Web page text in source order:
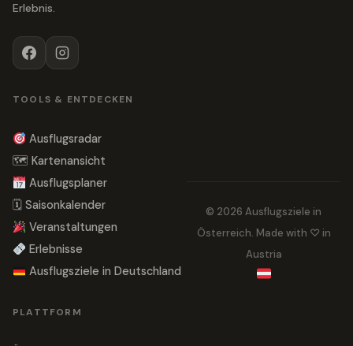
Erlebnis.
TOOLS & ENTDECKEN
Ausflugsradar
🗺 Kartenansicht
Ausflugsplaner
🗓 Saisonkalender
Veranstaltungen
Erlebnisse
Ausflugsziele in Deutschland
PLATTFORM
© 2026 Ausflugsziele in
Österreich. Made with ♡ in
Austria